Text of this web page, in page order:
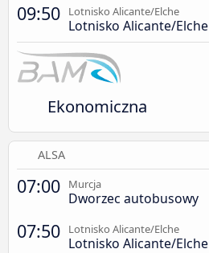
09:50 Lotnisko Alicante/Elche
Lotnisko Alicante/Elche
Ekonomiczna
ALSA
07:00 Murcja
Dworzec autobusowy
07:50 Lotnisko Alicante/Elche
Lotnisko Alicante/Elche